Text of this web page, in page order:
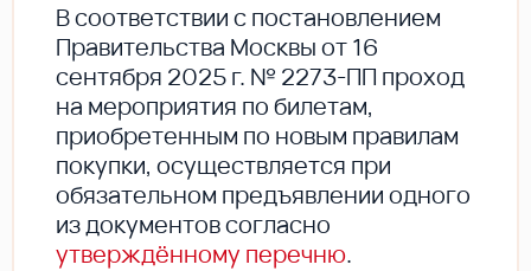
В соответствии с постановлением
Правительства Москвы от 16
сентября 2025 г. № 2273-ПП проход
на мероприятия по билетам,
приобретенным по новым правилам
покупки, осуществляется при
обязательном предъявлении одного
из документов согласно
утверждённому перечню.